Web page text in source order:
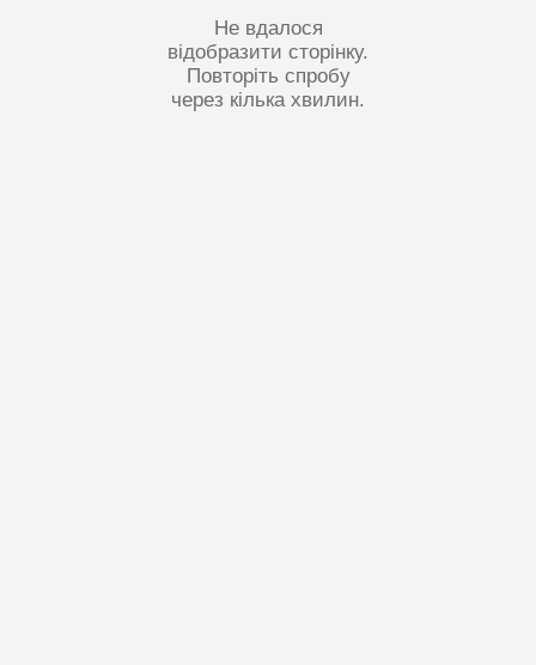
Не вдалося
відобразити сторінку.
Повторіть спробу
через кілька хвилин.